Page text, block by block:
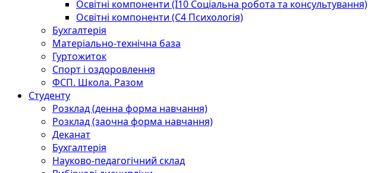
Освітні компоненти (I10 Соціальна робота та консультування)
Освітні компоненти (С4 Психологія)
Бухгалтерія
Матеріально-технічна база
Гуртожиток
Спорт і оздоровлення
ФСП. Школа. Разом
Студенту
Розклад (денна форма навчання)
Розклад (заочна форма навчання)
Деканат
Бухгалтерія
Науково-педагогічний склад